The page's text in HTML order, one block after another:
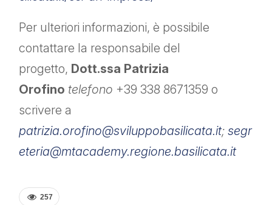
Per ulteriori informazioni, è possibile
contattare la responsabile del
progetto, Dott.ssa Patrizia
Orofino telefono +39 338 8671359 o
scrivere a
patrizia.orofino@sviluppobasilicata.it; segr
eteria@mtacademy.regione.basilicata.it
257